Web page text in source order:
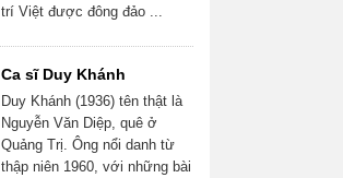
trí Việt được đông đảo ...
Ca sĩ Duy Khánh
Duy Khánh (1936) tên thật là
Nguyễn Văn Diệp, quê ở
Quảng Trị. Ông nổi danh từ
thập niên 1960, với những bài